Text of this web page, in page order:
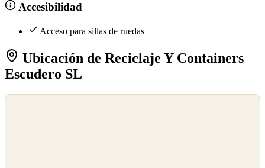
Accesibilidad
Acceso para sillas de ruedas
Ubicación de Reciclaje Y Containers
Escudero SL